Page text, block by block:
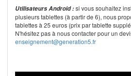
Utilisateurs Android :si vous souhaitez
plusieurs tablettes (à partir de 6), nous
tablettes à 25 euros (prix par tablette
N'hésitez pas à nous contacter pour un
enseignement@generation5.fr